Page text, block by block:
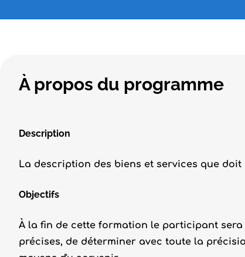
À propos du programme
Description
La description des biens et services que
Objectifs
À la fin de cette formation le participant
précises, de déterminer avec toute la